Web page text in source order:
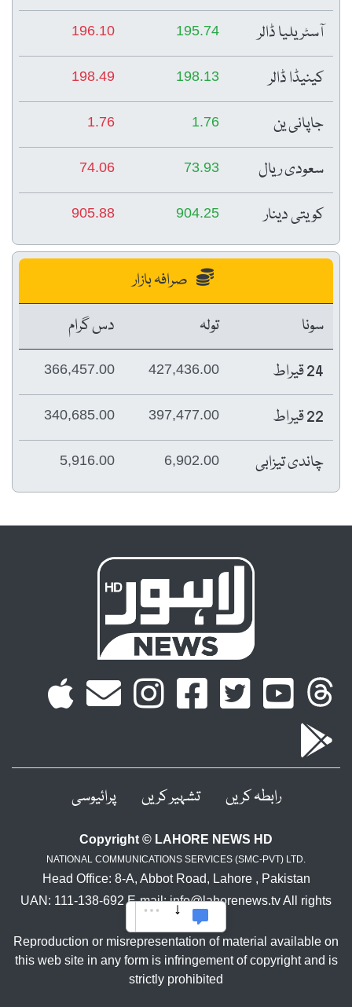
آسٹریلیا ڈالر 195.74
196.10
کینیڈا ڈالر 198.13
198.49
جاپانی ین 1.76
1.76
سعودی ریال 73.93
74.06
کویتی دینار 904.25
905.88
صرافہ بازار
سونا
تولہ
دس گرام
24 قیراط
427,436.00
366,457.00
22 قیراط 397,477.00
340,685.00
چاندی تیزابی 6,902.00
5,916.00
رابطہ کریں تشہیر کریں پرائیوسی
Copyright © LAHORE NEWS HD
NATIONAL COMMUNICATIONS SERVICES (SMC-PVT) LTD.
Head Office: 8-A, Abbot Road, Lahore , Pakistan
UAN: 111-138-692 E-mail: info@lahorenews.tv All rights
reserved.
Reproduction or misrepresentation of material available on
this web site in any form is infringement of copyright and is
strictly prohibited